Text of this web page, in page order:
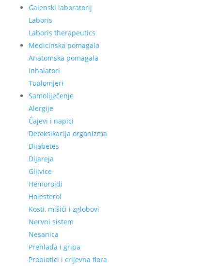
Galenski laboratorij
Laboris
Laboris therapeutics
Medicinska pomagala
Anatomska pomagala
Inhalatori
Toplomjeri
Samoliječenje
Alergije
Čajevi i napici
Detoksikacija organizma
Dijabetes
Dijareja
Gljivice
Hemoroidi
Holesterol
Kosti, mišići i zglobovi
Nervni sistem
Nesanica
Prehlada i gripa
Probiotici i crijevna flora